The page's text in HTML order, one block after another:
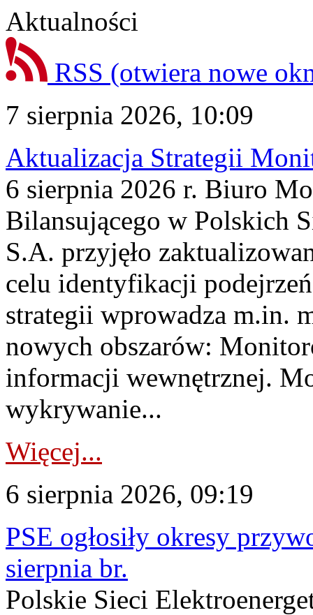
Aktualności
RSS (otwiera nowe
7 sierpnia 2026, 10:09
Aktualizacja Strategii
6 sierpnia 2026 r. Biuro
Bilansującego w Polskich
S.A. przyjęło
celu identyfikacji
strategii wprowadza m.in.
nowych obszarów:
informacji wewnętrznej.
wykrywanie...
Więcej...
6 sierpnia 2026, 09:19
PSE ogłosiły okresy
sierpnia br.
Polskie Sieci